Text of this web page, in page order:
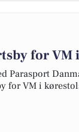
for VM
Parasport
for VM i